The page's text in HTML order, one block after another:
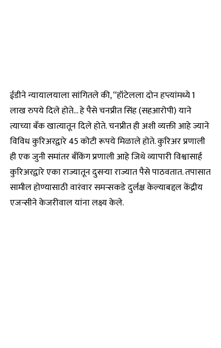
ईडीने न्यायालयाला सांगितले की, “हॉटेलला दोन हप्त्यांमध्ये 1
लाख रुपये दिले होते… हे पैसे चनप्रीत सिंह (सहआरोपी) याने
त्याच्या बँक खात्यातून दिले होते. चनप्रीत ही अशी व्यक्ती आहे ज्याने
विविध कुरिअरद्वारे 45 कोटी रूपये मिळाले होते. कुरिअर प्रणाली
ही एक जुनी समांतर बँकिंग प्रणाली आहे जिथे व्यापारी विश्वासार्ह
कुरिअरद्वारे एका राज्यातून दुसऱ्या राज्यात पैसे पाठवतात. तपासात
सामील होण्यासाठी वारंवार समन्सकडे दुर्लक्ष केल्याबद्दल केंद्रीय
एजन्सीने केजरीवाल यांना लक्ष्य केले.